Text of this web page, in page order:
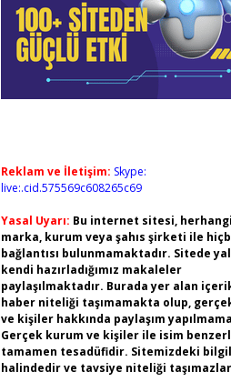
Reklam ve İletişim: Skype:
live:.cid.575569c608265c69
Yasal Uyarı: Bu internet sitesi,
marka, kurum veya şahıs şirketi ile
bağlantısı bulunmamaktadır. Sitede
kendi hazırladığımız makaleler
paylaşılmaktadır. Burada yer alan
haber niteliği taşımamakta olup,
ve kişiler hakkında paylaşım
Gerçek kurum ve kişiler ile isim
tamamen tesadüfidir. Sitemizdeki
halindedir ve tavsiye niteliği